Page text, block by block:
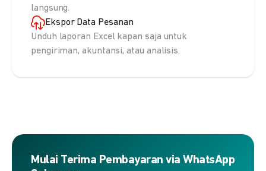
langsung.
Ekspor Data Pesanan
Unduh laporan Excel kapan saja untuk
pengiriman, akuntansi, atau analisis.
Mulai Terima Pembayaran via WhatsApp